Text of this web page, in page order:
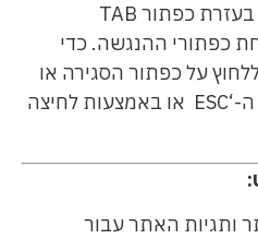
באמצעות העכבר או ניווט בעזרת כפתור TAB
כפתורי ההנגשה. כדי
על כפתור הסגירה או
ללחוץ במקלדת על כפתור ה-‘ESC או באמצעות לחיצה
:
האתר עבור